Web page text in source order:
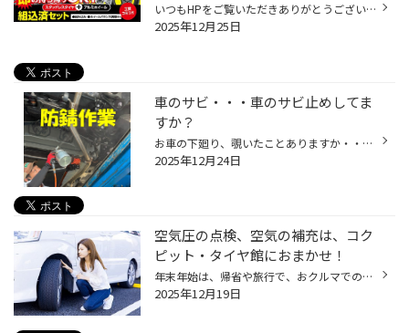
いつもHPをご覧いただきありがとうございます。 タイヤ館アプリダウンロードでお得にタイヤGET‼ こちらから ・スタッドレスへの履き替えを自分で行う方 ・タイヤ館以外の場所で履き替えを行う方 必見 タイヤ館ではスタッドレスタイヤの お持ち帰りも対応しております。 基本的にタイヤ館では ご予約...
2025年12月25日
車のサビ・・・車のサビ止めしてま
すか？
お車の下廻り、覗いたことありますか・・・・？ ボディーは洗車やワックスなどで綺麗にしてても ほとんどの方は車の下側までは・・・・ 走行すれば雨はもちろん海風や冬場の凍結防止剤などで サビやすく小石など跳ね上げるの塗装面に傷がつき 更にサビが出やすくなります。 その対策として下廻りの...
2025年12月24日
空気圧の点検、空気の補充は、コク
ピット・タイヤ館におまかせ！
年末年始は、帰省や旅行で、おクルマでの長距離移動も多いと思います。 この時期、高速道路などでのトラブルの多くは、タイヤのパンクやバーストなど、 タイヤの空気圧不足によるものが多いため、とくに注意が必要です。 というわけで、今回は、年末年始前におススメの「タイヤの空気圧点検」 「タ...
2025年12月19日